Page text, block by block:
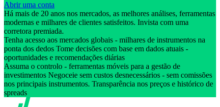
Abrir uma conta
Há mais de 20 anos nos mercados, as melhores análises, ferramentas
modernas e milhares de clientes satisfeitos. Invista com uma
corretora premiada.
Tenha acesso aos mercados globais - milhares de instrumentos na
ponta dos dedos Tome decisões com base em dados atuais -
oportunidades e recomendações diárias
Assuma o controlo - ferramentas móveis para a gestão de
investimentos Negoceie sem custos desnecessários - sem comissões
nos principais instrumentos. Transparência nos preços e histórico de
spreads